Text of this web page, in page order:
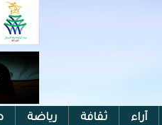
آراء ثقافة رياضة